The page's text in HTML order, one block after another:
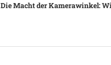
Die Macht der Kamerawinkel: